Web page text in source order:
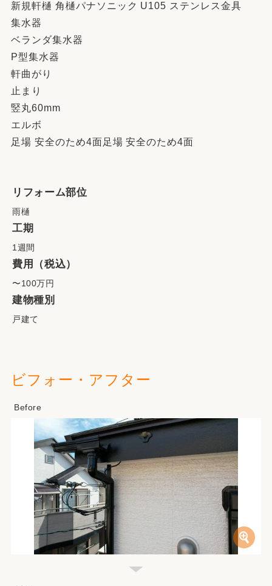
新規軒樋 角樋パナソニック U105 ステンレス金具
集水器
ベランダ集水器
P型集水器
軒曲がり
止まり
竪丸60mm
エルボ
足場 安全のため4面足場 安全のため4面
リフォーム部位
雨樋
工期
1週間
費用（税込）
〜100万円
建物種別
戸建て
ビフォー・アフター